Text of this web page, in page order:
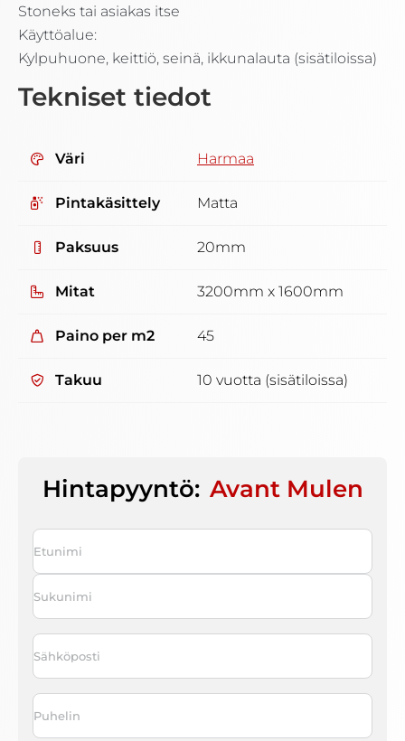
Stoneks tai asiakas itse
Käyttöalue:
Kylpuhuone, keittiö, seinä, ikkunalauta (sisätiloissa)
Tekniset tiedot
Väri Harmaa
Pintakäsittely Matta
Paksuus 20mm
Mitat 3200mm x 1600mm
Paino per m2 45
Takuu 10 vuotta (sisätiloissa)
Hintapyyntö: Avant Mulen
Nimi
First
Sähköposti
Puhelin